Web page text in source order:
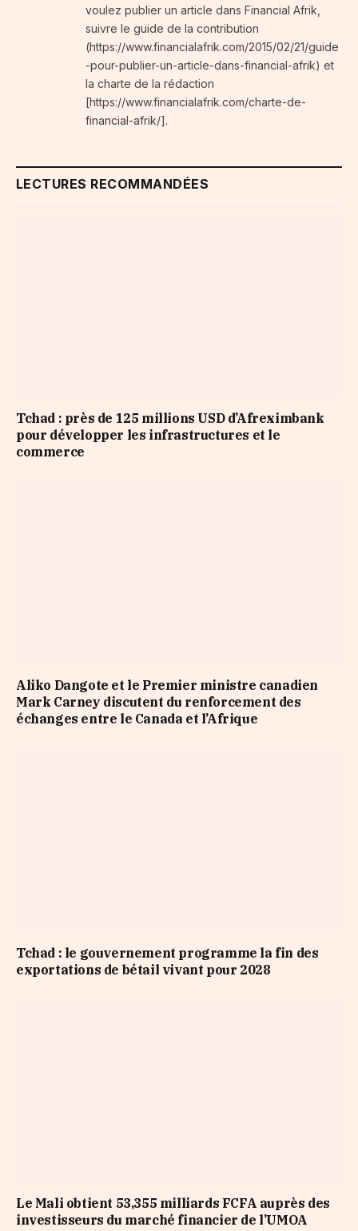
voulez publier un article dans Financial Afrik,
suivre le guide de la contribution
(https://www.financialafrik.com/2015/02/21/guide
-pour-publier-un-article-dans-financial-afrik) et
la charte de la rédaction
[https://www.financialafrik.com/charte-de-
financial-afrik/].
LECTURES RECOMMANDÉES
Tchad : près de 125 millions USD d’Afreximbank
pour développer les infrastructures et le
commerce
Aliko Dangote et le Premier ministre canadien
Mark Carney discutent du renforcement des
échanges entre le Canada et l’Afrique
Tchad : le gouvernement programme la fin des
exportations de bétail vivant pour 2028
Le Mali obtient 53,355 milliards FCFA auprès des
investisseurs du marché financier de l’UMOA